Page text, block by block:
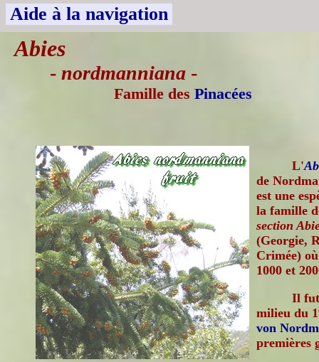
Aide à la navigation
Abies
- nordmanniana -
Famille des Pinacées
L'
de
est une
la famille
section
(Georgie,
Crimée)
1000 et
Il
milieu du
von
premières